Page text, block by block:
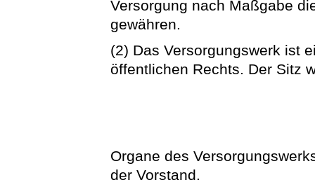
Versorgung nach Maßgabe
gewähren.
(2) Das Versorgungswerk ist
öffentlichen Rechts. Der Sitz
Organe des
der Vorstand.